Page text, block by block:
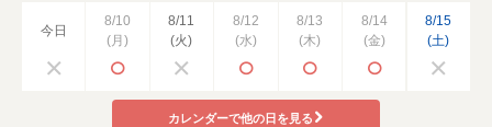
今日
8/10
(月)
8/11
(火)
8/12
(水)
8/13
(木)
8/14
(金)
8/15
(土)
カレンダーで他の日を見る